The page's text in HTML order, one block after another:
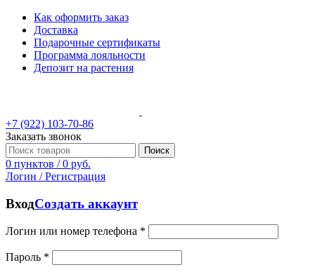
Как оформить заказ
Доставка
Подарочные сертификаты
Программа лояльности
Депозит на растения
+7 (922) 103-70-86
Заказать звонок
Поиск
0 пунктов / 0 руб.
Логин / Регистрация
ВходСоздать аккаунт
Логин или номер телефона *
Пароль *